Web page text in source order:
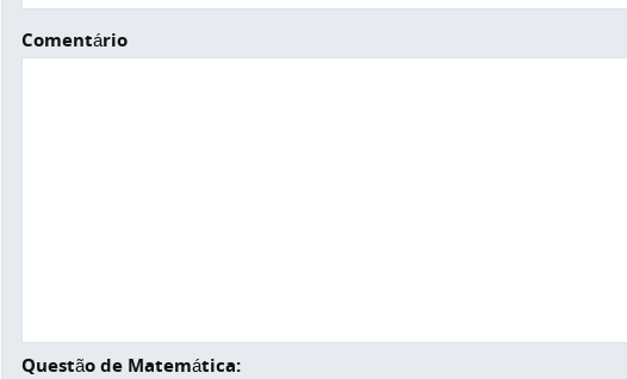
Comentário
Questão de Matemática: